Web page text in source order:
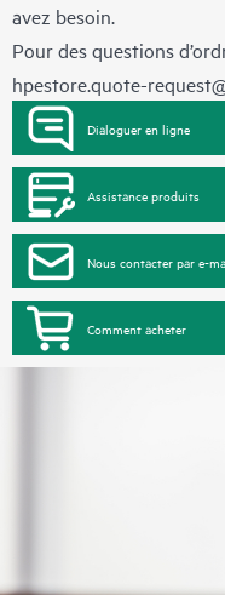
avez besoin.
Pour des questions
hpestore.quote-
Dialoguer en ligne
Assistance produits
Nous contacter par e-
Comment acheter